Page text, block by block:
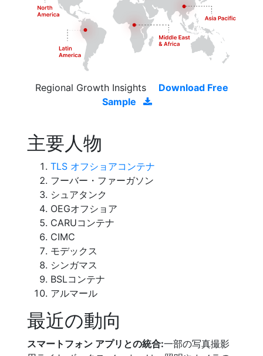
Regional Growth Insights
Download Free
Sample
主要人物
TLS オフショアコンテナ
フーバー・ファーガソン
シュアタンク
OEGオフショア
CARUコンテナ
CIMC
モデックス
シンガマス
BSLコンテナ
アルマール
最近の動向
スマートフォン アプリとの統合:一部の写真撮影